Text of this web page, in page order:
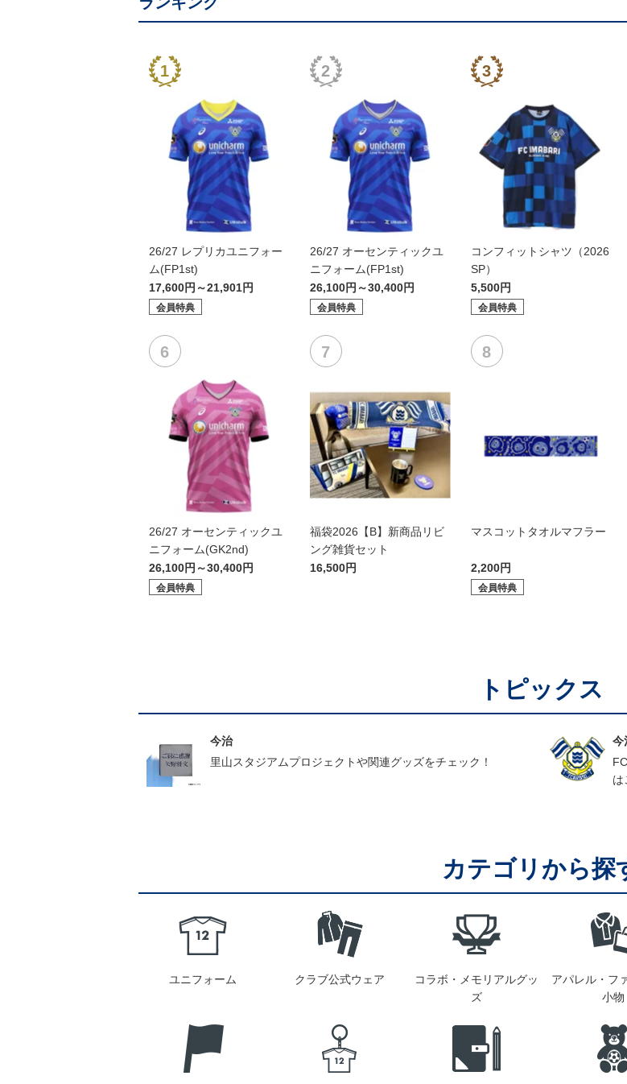
26/27 レプリカユニフォー
ム(FP1st)
17,600円～21,901円
会員特典
26/27 オーセンティックユ
ニフォーム(FP1st)
26,100円～30,400円
会員特典
コンフィットシャツ（2026
SP）
5,500円
会員特典
26/27 オーセンティックユ
ニフォーム(GK2nd)
26,100円～30,400円
会員特典
福袋2026【B】新商品リビ
ング雑貨セット
16,500円
マスコットタオルマフラー
2,200円
会員特典
トピックス
今治
里山スタジアムプロジェクトや関連グッズをチェック！
今
は
カテゴリから探
ユニフォーム クラブ公式ウェア
コラボ・メモリアルグッ
ズ
アパレル・フ
小物